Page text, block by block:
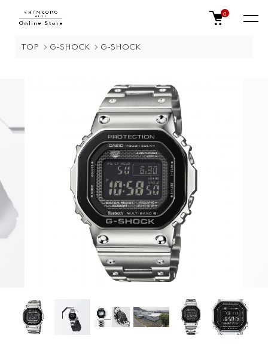
0
TOP G-SHOCK G-SHOCK